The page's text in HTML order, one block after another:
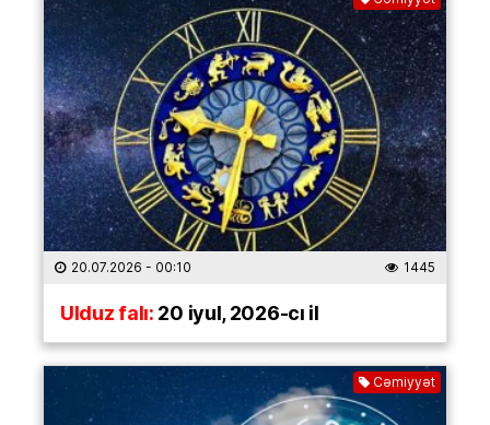
20.07.2026 - 00:10 1445
Ulduz falı:20 iyul, 2026-cı il
Cəmiyyət